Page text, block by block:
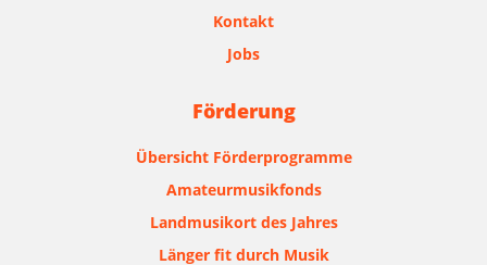
Kontakt
Jobs
Förderung
Übersicht Förderprogramme
Amateurmusikfonds
Landmusikort des Jahres
Länger fit durch Musik